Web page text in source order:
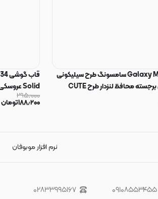
قاب گوشی Galaxy M34 سامسونگ طرح سیلیکونی
Solid عروسکی برجسته محافظ لنزدار طرح CUTE
صورتی فانتزی کد
۲۹۵٫۰۰۰
۱۸۸٫۲۰۰تومان
نرم افزار موبوفان
۰۹۱۰۸۵۵۳۴۵۵ ۰۲۸۳۳۹۹۵۱۶۷